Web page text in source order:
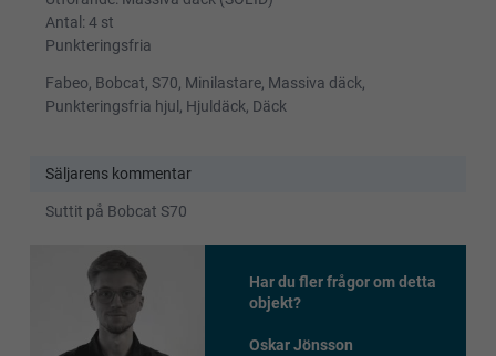
Antal: 4 st
Punkteringsfria
Fabeo, Bobcat, S70, Minilastare, Massiva däck,
Punkteringsfria hjul, Hjuldäck, Däck
Säljarens kommentar
Suttit på Bobcat S70
Har du fler frågor om detta
objekt?
Oskar Jönsson